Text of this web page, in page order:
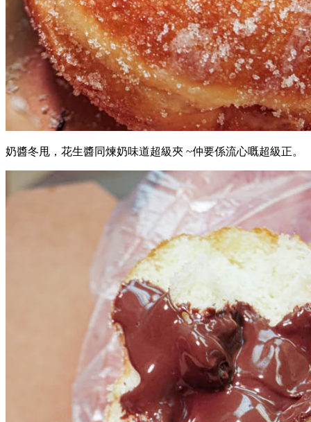
奶醬冬甩，花生醬同煉奶味道超級夾 ~仲要係流心嘅超級正。